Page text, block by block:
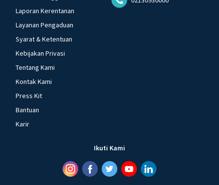
Laporan Kerentanan
Layanan Pengaduan
Syarat & Ketentuan
Kebijakan Privasi
Tentang Kami
Kontak Kami
Press Kit
Bantuan
Karir
Ikuti Kami